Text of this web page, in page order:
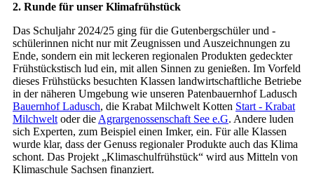
2. Runde für unser Klimafrühstück
Das Schuljahr 2024/25 ging für die Gutenbergschüler und -
schülerinnen nicht nur mit Zeugnissen und Auszeichnungen zu
Ende, sondern ein mit leckeren regionalen Produkten gedeckter
Frühstückstisch lud ein, mit allen Sinnen zu genießen. Im Vorfeld
dieses Frühstücks besuchten Klassen landwirtschaftliche Betriebe
in der näheren Umgebung wie unseren Patenbauernhof Ladusch
Bauernhof Ladusch, die Krabat Milchwelt Kotten Start - Krabat
Milchwelt oder die Agrargenossenschaft See e.G. Andere luden
sich Experten, zum Beispiel einen Imker, ein. Für alle Klassen
wurde klar, dass der Genuss regionaler Produkte auch das Klima
schont. Das Projekt „Klimaschulfrühstück“ wird aus Mitteln von
Klimaschule Sachsen finanziert.